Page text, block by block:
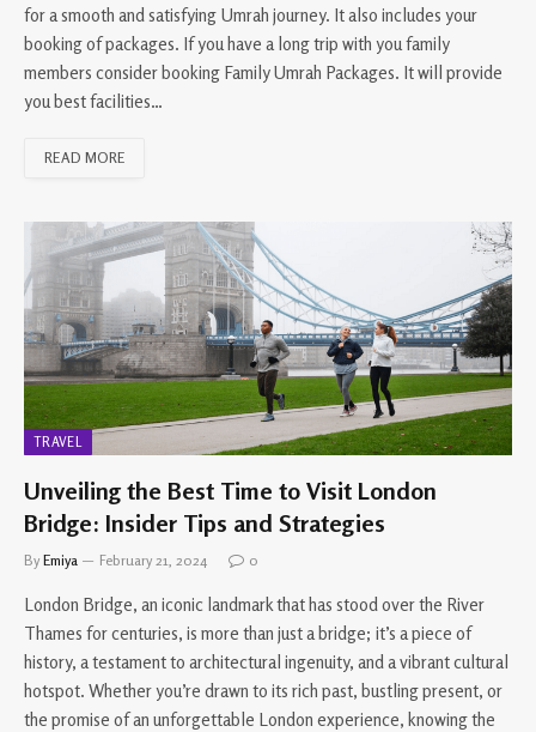
for a smooth and satisfying Umrah journey. It also includes your
booking of packages. If you have a long trip with you family
members consider booking Family Umrah Packages. It will provide
you best facilities…
READ MORE
TRAVEL
Unveiling the Best Time to Visit London
Bridge: Insider Tips and Strategies
By Emiya February 21, 2024 0
London Bridge, an iconic landmark that has stood over the River
Thames for centuries, is more than just a bridge; it’s a piece of
history, a testament to architectural ingenuity, and a vibrant cultural
hotspot. Whether you’re drawn to its rich past, bustling present, or
the promise of an unforgettable London experience, knowing the